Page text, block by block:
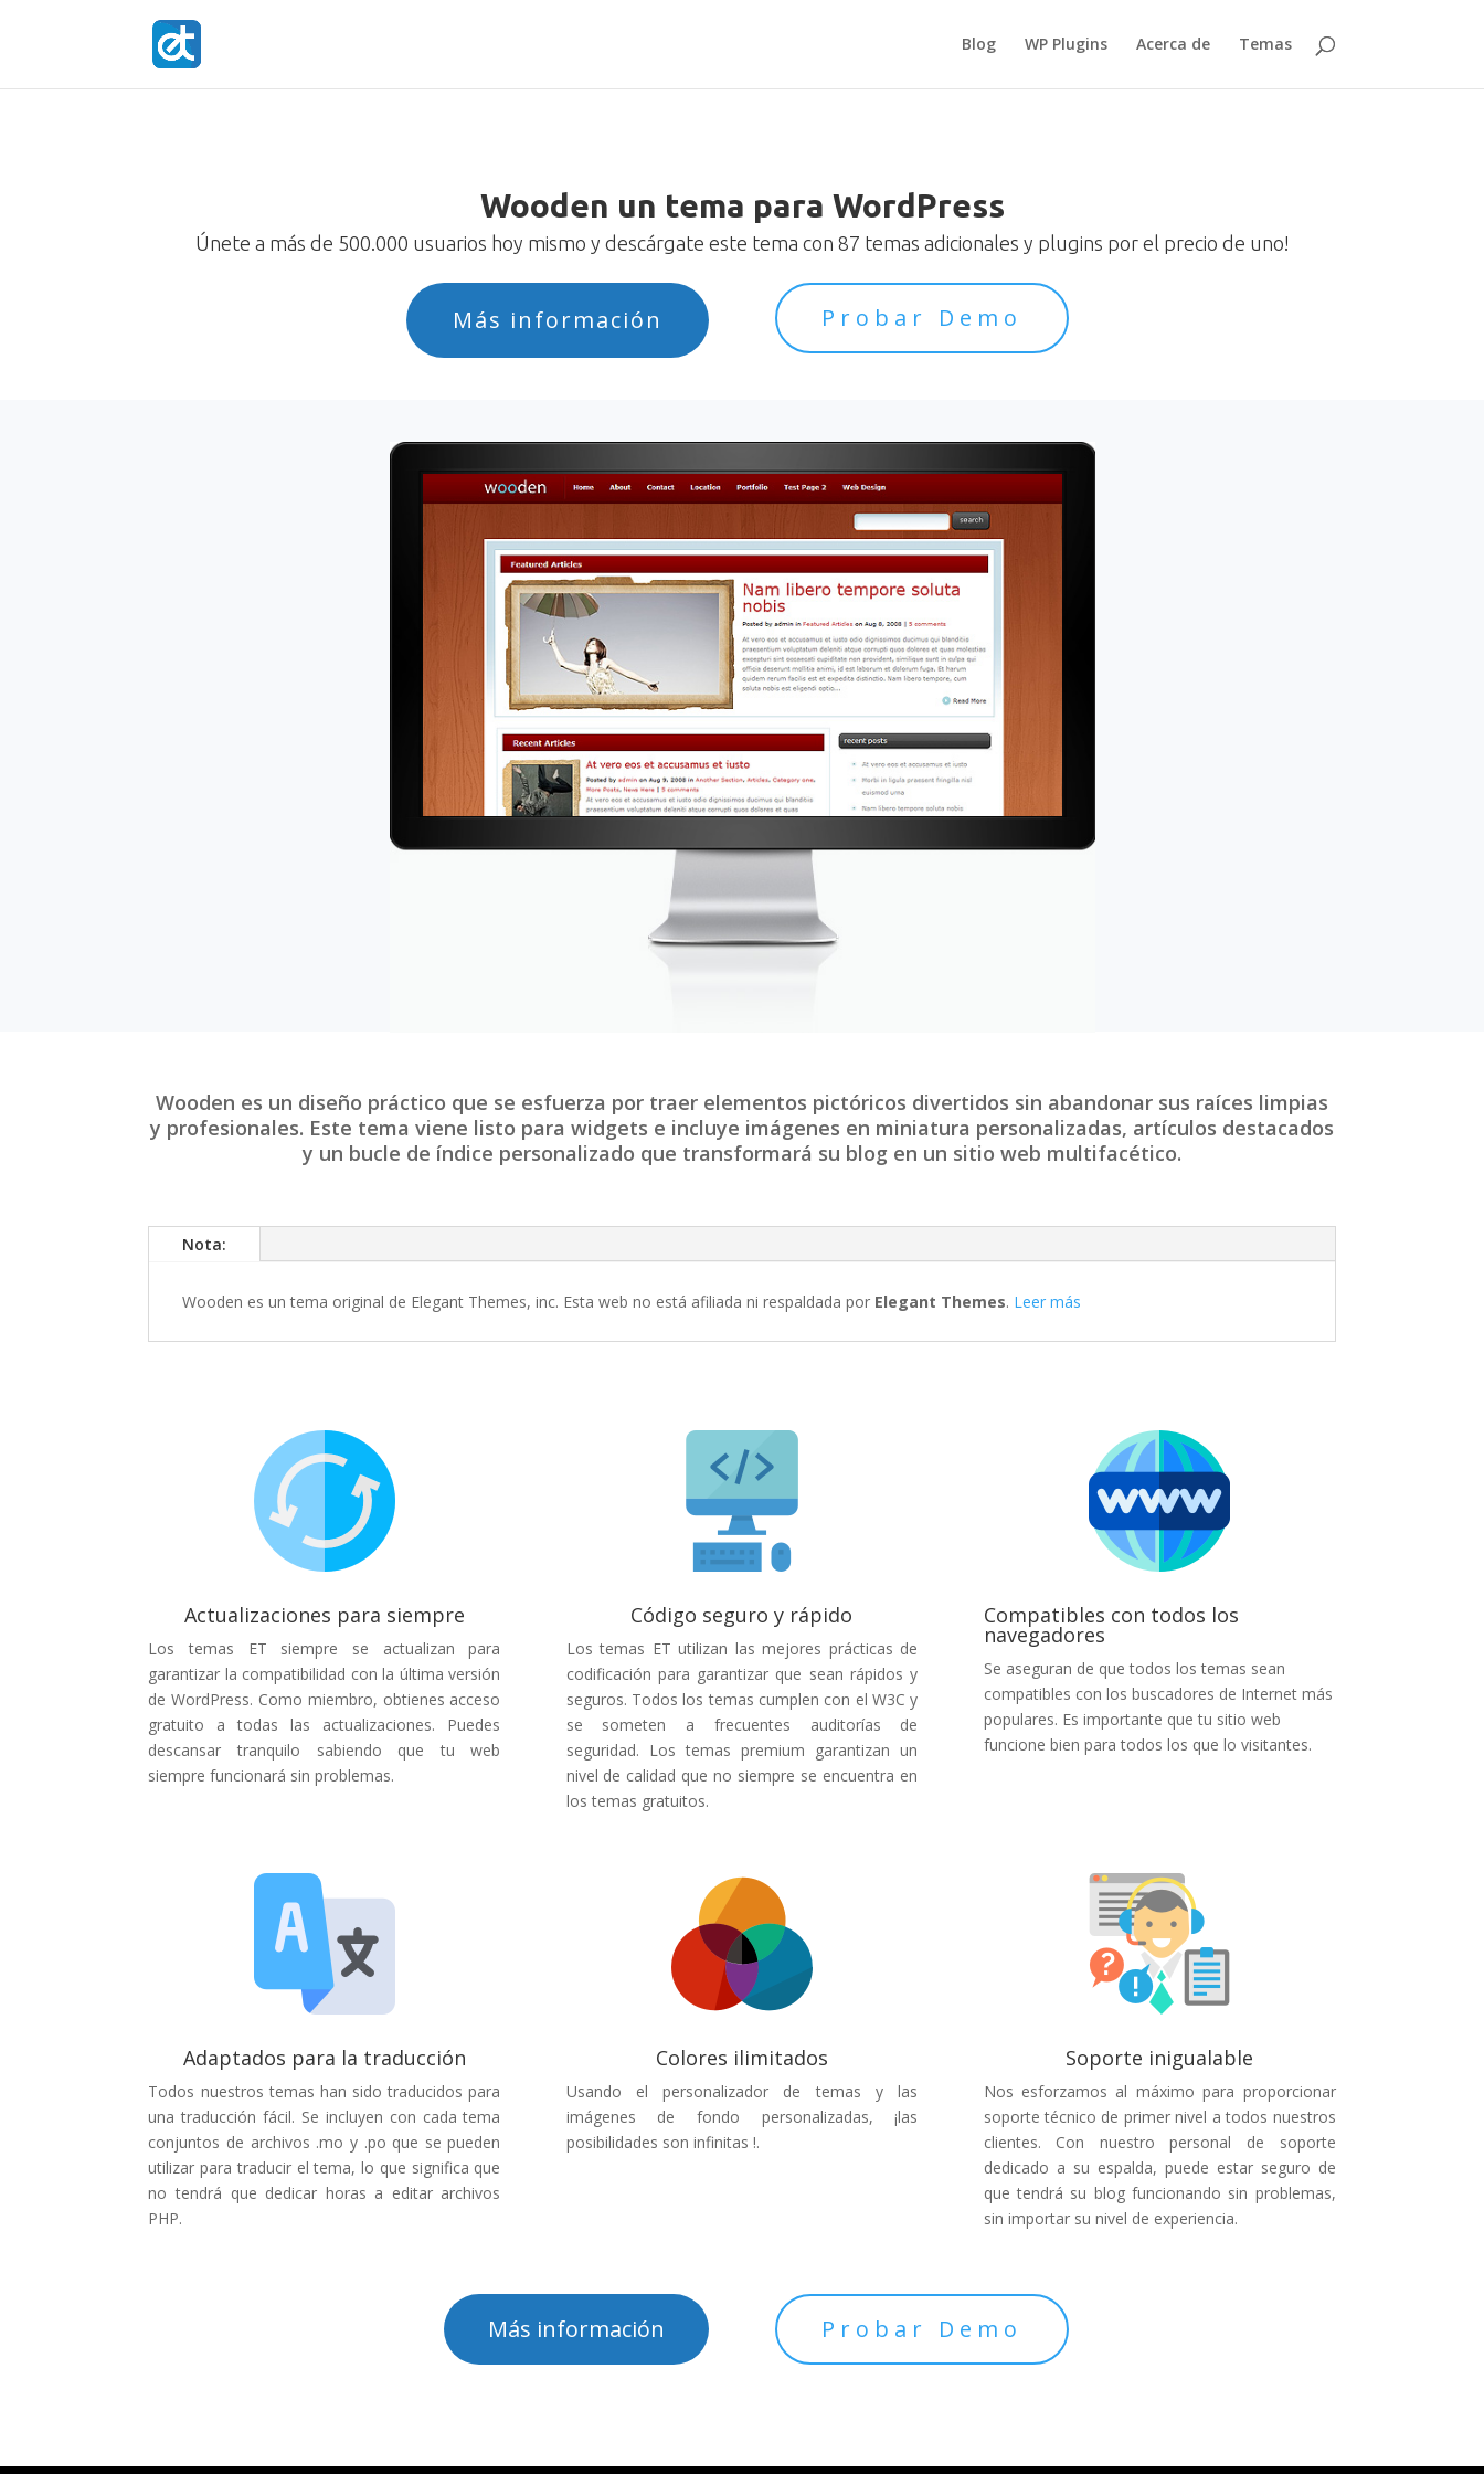
Blog WP Plugins Acerca de Temas
Wooden un tema para WordPress
Únete a más de 500.000 usuarios hoy mismo y descárgate este tema con 87 temas adicionales y plugins por el precio de uno!
Más información Probar Demo
Wooden es un diseño práctico que se esfuerza por traer elementos pictóricos divertidos sin abandonar sus raíces limpias
y profesionales. Este tema viene listo para widgets e incluye imágenes en miniatura personalizadas, artículos destacados
y un bucle de índice personalizado que transformará su blog en un sitio web multifacético.
Nota:
Wooden es un tema original de Elegant Themes, inc. Esta web no está afiliada ni respaldada por Elegant Themes. Leer más
Actualizaciones para siempre
Los temas ET siempre se actualizan para
garantizar la compatibilidad con la última versión
de WordPress. Como miembro, obtienes acceso
gratuito a todas las actualizaciones. Puedes
descansar tranquilo sabiendo que tu web
siempre funcionará sin problemas.
Código seguro y rápido
Los temas ET utilizan las mejores prácticas de
codificación para garantizar que sean rápidos y
seguros. Todos los temas cumplen con el W3C y
se someten a frecuentes auditorías de
seguridad. Los temas premium garantizan un
nivel de calidad que no siempre se encuentra en
los temas gratuitos.
Compatibles con todos los
navegadores
Se aseguran de que todos los temas sean
compatibles con los buscadores de Internet más
populares. Es importante que tu sitio web
funcione bien para todos los que lo visitantes.
Adaptados para la traducción
Todos nuestros temas han sido traducidos para
una traducción fácil. Se incluyen con cada tema
conjuntos de archivos .mo y .po que se pueden
utilizar para traducir el tema, lo que significa que
no tendrá que dedicar horas a editar archivos
PHP.
Colores ilimitados
Usando el personalizador de temas y las
imágenes de fondo personalizadas, ¡las
posibilidades son infinitas !.
Soporte inigualable
Nos esforzamos al máximo para proporcionar
soporte técnico de primer nivel a todos nuestros
clientes. Con nuestro personal de soporte
dedicado a su espalda, puede estar seguro de
que tendrá su blog funcionando sin problemas,
sin importar su nivel de experiencia.
Más información Probar Demo